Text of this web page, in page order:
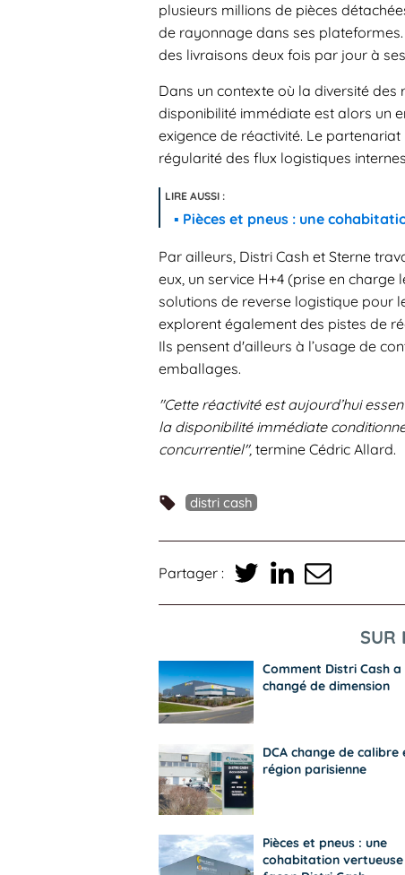
plusieurs millions de pièces
de rayonnage dans ses
des livraisons deux fois par jour à
Dans un contexte où la diversité
disponibilité immédiate est alors un
exigence de réactivité. Le
régularité des flux logistiques
Pièces et pneus : une
Par ailleurs, Distri Cash et Sterne
eux, un service H+4 (prise en charge
solutions de reverse logistique pour
explorent également des pistes de
Ils pensent d'ailleurs à l’usage de
emballages.
"Cette réactivité est aujourd’hui
la disponibilité immédiate
concurrentiel", termine Cédric Allard.
distri cash
Partager :
SUR
Comment Distri Cash a
changé de dimension
DCA change de calibre
région parisienne
Pièces et pneus : une
cohabitation vertueuse